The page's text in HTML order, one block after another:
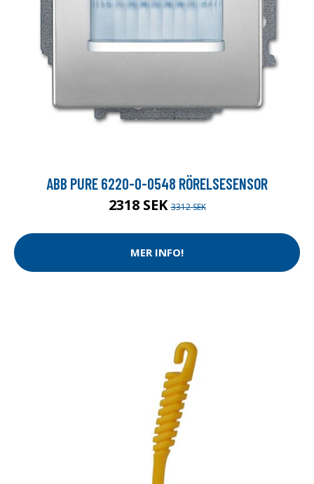
ABB PURE 6220-0-0548 RÖRELSESENSOR
2318 SEK3312 SEK
MER INFO!